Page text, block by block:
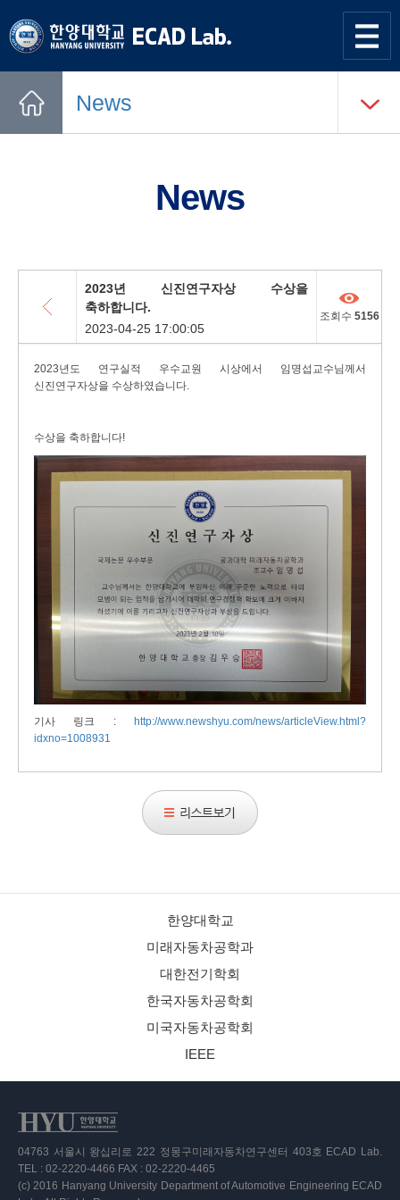
한양대학교 한양대학교
News
News
2023년 신진연구자상 수상을
축하합니다.
조회수 5156
2023-04-25 17:00:05
2023년도 연구실적 우수교원 시상에서 임명섭교수님께서
신진연구자상을 수상하였습니다.
수상을 축하합니다!
기사 링크 :
http://www.newshyu.com/news/articleView.html?
idxno=1008931
리스트보기
한양대학교
미래자동차공학과
대한전기학회
한국자동차공학회
미국자동차공학회
IEEE
04763 서울시 왕십리로 222 정몽구미래자동차연구센터 403호 ECAD Lab.
TEL : 02-2220-4466 FAX : 02-2220-4465
(c) 2016 Hanyang University Department of Automotive Engineering ECAD